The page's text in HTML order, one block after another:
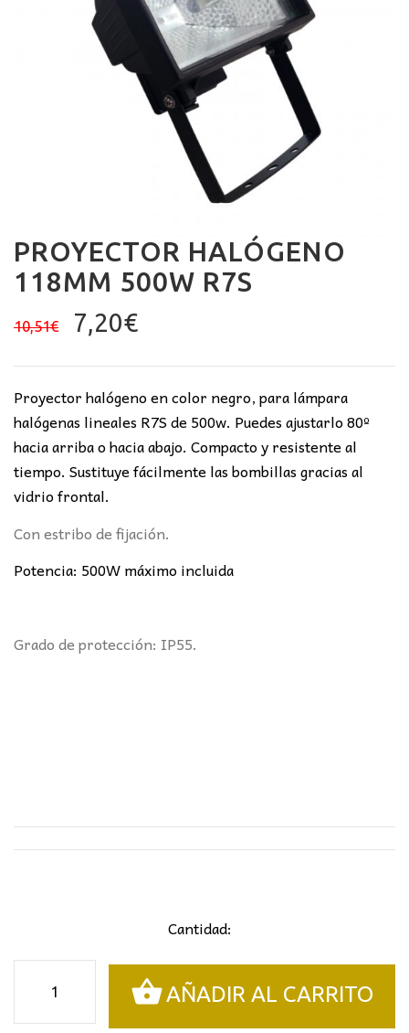
PROYECTOR HALÓGENO
118MM 500W R7S
10,51€
El
original
era:
10,51€.
7,20€El
actual
es:
7,20€.
Proyector halógeno en color negro, para lámpara
halógenas lineales R7S de 500w. Puedes ajustarlo 80º
hacia arriba o hacia abajo. Compacto y resistente al
tiempo. Sustituye fácilmente las bombillas gracias al
vidrio frontal.
Con estribo de fijación.
Potencia: 500W máximo incluida
Grado de protección: IP55.
Cantidad:
Halógeno
118mm
AÑADIR AL CARRITO